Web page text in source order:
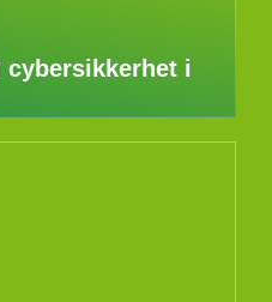
cybersikkerhet i